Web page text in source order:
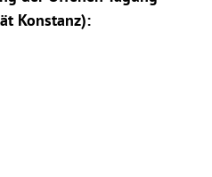
Konstanz):